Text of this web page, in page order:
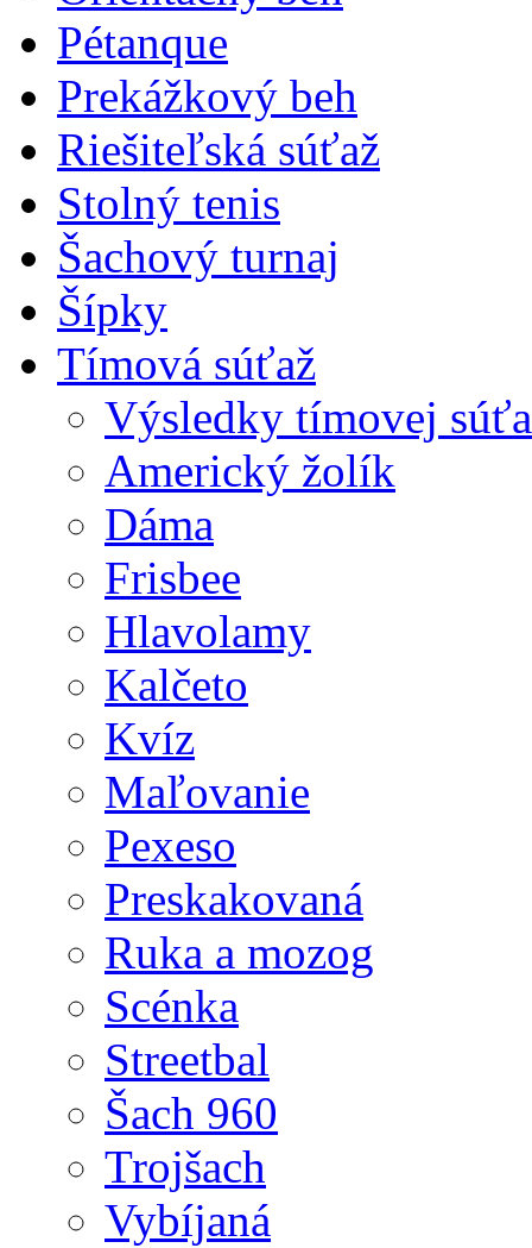
Pétanque
Prekážkový beh
Riešiteľská súťaž
Stolný tenis
Šachový turnaj
Šípky
Tímová súťaž
Výsledky tímovej
Americký žolík
Dáma
Frisbee
Hlavolamy
Kalčeto
Kvíz
Maľovanie
Pexeso
Preskakovaná
Ruka a mozog
Scénka
Streetbal
Šach 960
Trojšach
Vybíjaná